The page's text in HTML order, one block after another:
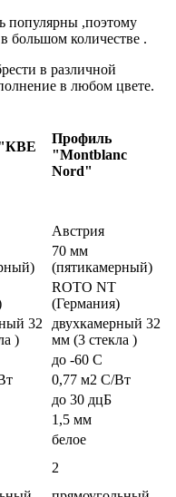
популярны ,поэтому
большом количестве .
в различной
в любом цвете.
Профиль
"Montblanc
Nord"
Австрия
70 мм
(пятикамерный)
ROTO NT
(Германия)
32
)
двухкамерный 32
мм (3 стекла )
до -60 С
0,77 м2 С/Вт
до 30 дцБ
1,5 мм
белое
2